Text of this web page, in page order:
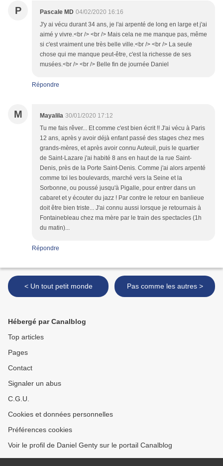
P Pascale MD 04/02/2020 16:16
J'y ai vécu durant 34 ans, je l'ai arpenté de long en large et j'ai
aimé y vivre.<br /> <br /> Mais cela ne me manque pas, même
si c'est vraiment une très belle ville.<br /> <br /> La seule
chose qui me manque peut-être, c'est la richesse de ses
musées.<br /> <br /> Belle fin de journée Daniel
Répondre
M Mayalila 30/01/2020 17:12
Tu me fais rêver... Et comme c'est bien écrit !! J'ai vécu à Paris
12 ans, après y avoir déjà enfant passé des stages chez mes
grands-mères, et après avoir connu Auteuil, puis le quartier
de Saint-Lazare j'ai habité 8 ans en haut de la rue Saint-
Denis, près de la Porte Saint-Denis. Comme j'ai alors arpenté
comme toi les boulevards, marché vers la Seine et la
Sorbonne, ou poussé jusqu'à Pigalle, pour entrer dans un
cabaret et y écouter du jazz ! Par contre le retour en banlieue
doit être bien triste... J'ai connu aussi lorsque je retournais à
Fontainebleau chez ma mère par le train des spectacles (1h
du matin)...
Répondre
< Un tout petit monde Pas comme les autres >
Hébergé par Canalblog
Top articles
Pages
Contact
Signaler un abus
C.G.U.
Cookies et données personnelles
Préférences cookies
Voir le profil de Daniel Genty sur le portail Canalblog